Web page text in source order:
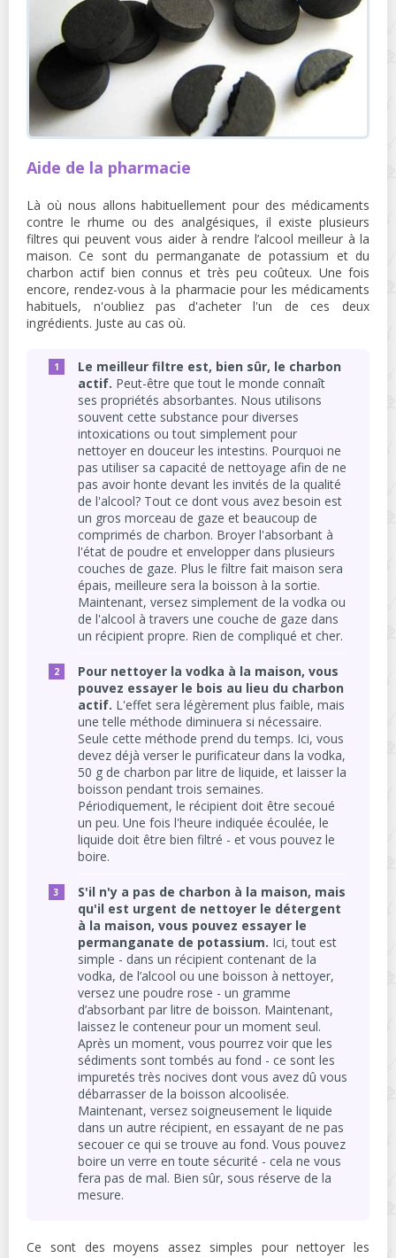
Aide de la pharmacie
Là où nous allons habituellement pour des médicaments
contre le rhume ou des analgésiques, il existe plusieurs
filtres qui peuvent vous aider à rendre l’alcool meilleur à la
maison. Ce sont du permanganate de potassium et du
charbon actif bien connus et très peu coûteux. Une fois
encore, rendez-vous à la pharmacie pour les médicaments
habituels, n'oubliez pas d'acheter l'un de ces deux
ingrédients. Juste au cas où.
Le meilleur filtre est, bien sûr, le charbon
actif. Peut-être que tout le monde connaît
ses propriétés absorbantes. Nous utilisons
souvent cette substance pour diverses
intoxications ou tout simplement pour
nettoyer en douceur les intestins. Pourquoi ne
pas utiliser sa capacité de nettoyage afin de ne
pas avoir honte devant les invités de la qualité
de l'alcool? Tout ce dont vous avez besoin est
un gros morceau de gaze et beaucoup de
comprimés de charbon. Broyer l'absorbant à
l'état de poudre et envelopper dans plusieurs
couches de gaze. Plus le filtre fait maison sera
épais, meilleure sera la boisson à la sortie.
Maintenant, versez simplement de la vodka ou
de l'alcool à travers une couche de gaze dans
un récipient propre. Rien de compliqué et cher.
Pour nettoyer la vodka à la maison, vous
pouvez essayer le bois au lieu du charbon
actif. L'effet sera légèrement plus faible, mais
une telle méthode diminuera si nécessaire.
Seule cette méthode prend du temps. Ici, vous
devez déjà verser le purificateur dans la vodka,
50 g de charbon par litre de liquide, et laisser la
boisson pendant trois semaines.
Périodiquement, le récipient doit être secoué
un peu. Une fois l'heure indiquée écoulée, le
liquide doit être bien filtré - et vous pouvez le
boire.
S'il n'y a pas de charbon à la maison, mais
qu'il est urgent de nettoyer le détergent
à la maison, vous pouvez essayer le
permanganate de potassium. Ici, tout est
simple - dans un récipient contenant de la
vodka, de l’alcool ou une boisson à nettoyer,
versez une poudre rose - un gramme
d’absorbant par litre de boisson. Maintenant,
laissez le conteneur pour un moment seul.
Après un moment, vous pourrez voir que les
sédiments sont tombés au fond - ce sont les
impuretés très nocives dont vous avez dû vous
débarrasser de la boisson alcoolisée.
Maintenant, versez soigneusement le liquide
dans un autre récipient, en essayant de ne pas
secouer ce qui se trouve au fond. Vous pouvez
boire un verre en toute sécurité - cela ne vous
fera pas de mal. Bien sûr, sous réserve de la
mesure.
Ce sont des moyens assez simples pour nettoyer les